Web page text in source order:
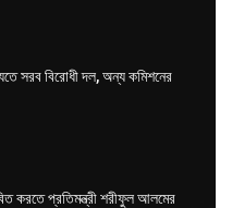
সরব বিরোধী দল, অন্য কমিশনের
করতে প্রতিমন্ত্রী শরীফুল আলমের